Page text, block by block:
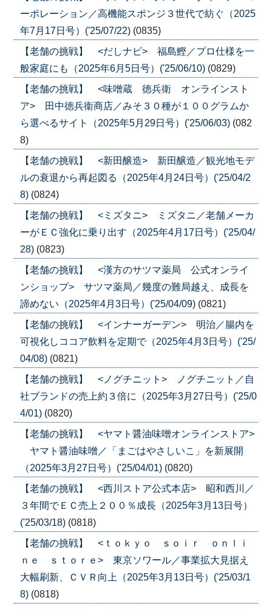
ーポレーション／高機能スポンジ３世代で紡ぐ（2025
年7月17日号）('25/07/22) (0835)
【老舗の挑戦】 <だしナビ> 福島鰹／プロ仕様を一
般家庭にも（2025年6月5日号）('25/06/10) (0829)
【老舗の挑戦】 <味噌蔵 徳兵衛 オンラインスト
ア> 田中徳兵衞商店／みそ３０種が１００グラムか
ら選べるサイト（2025年5月29日号）('25/06/03) (082
8)
【老舗の挑戦】 <新田醸造> 新田醸造／観光地モデ
ルの衰退から再起図る（2025年4月24日号）('25/04/2
8) (0824)
【老舗の挑戦】 <ミズタニ> ミズタニ／老舗メーカ
ーがＥＣ強化に乗り出す（2025年4月17日号）('25/04/
28) (0823)
【老舗の挑戦】 <漢方のサツマ薬局 公式オンライ
ンショップ> サツマ薬局／幾度の難局越え、成長を
諦めない（2025年4月3日号）('25/04/09) (0821)
【老舗の挑戦】 <インナーガーデン> 明治／腸内を
可視化しココア飲料を定期で（2025年4月3日号）('25/
04/08) (0821)
【老舗の挑戦】 <ノグチニット> ノグチニット／自
社ブランドの売上約３倍に（2025年3月27日号）('25/0
4/01) (0820)
【老舗の挑戦】 <ヤマト醤油味噌オンラインストア>
ヤマト醤油味噌／「まごはやさしいこ」を新展開
（2025年3月27日号）('25/04/01) (0820)
【老舗の挑戦】 <西川ストア公式本店> 昭和西川／
３年間でＥＣ売上２００％成長（2025年3月13日号）
('25/03/18) (0818)
【老舗の挑戦】 <ｔｏｋｙｏ ｓｏｉｒ ｏｎｌｉ
ｎｅ ｓｔｏｒｅ> 東京ソワール／事業拡大見据え
大幅刷新、ＣＶＲ向上（2025年3月13日号）('25/03/1
8) (0818)